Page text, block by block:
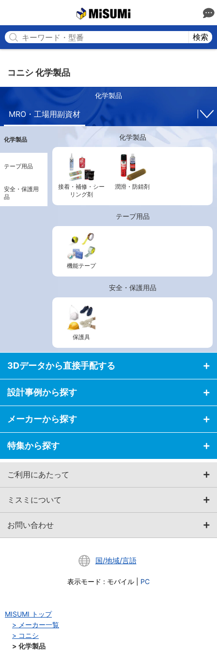
検索
コニシ 化学製品
化学製品
MRO・工場用副資材
化学製品
テープ用品
安全・保護用
品
化学製品
接着・補修・シー
リング剤
潤滑・防錆剤
テープ用品
機能テープ
安全・保護用品
保護具
3Dデータから直接手配する
設計事例から探す
メーカーから探す
特集から探す
ご利用にあたって
ミスミについて
お問い合わせ
国/地域/言語
表示モード : モバイル PC
MISUMI トップ
メーカー一覧
コニシ
化学製品